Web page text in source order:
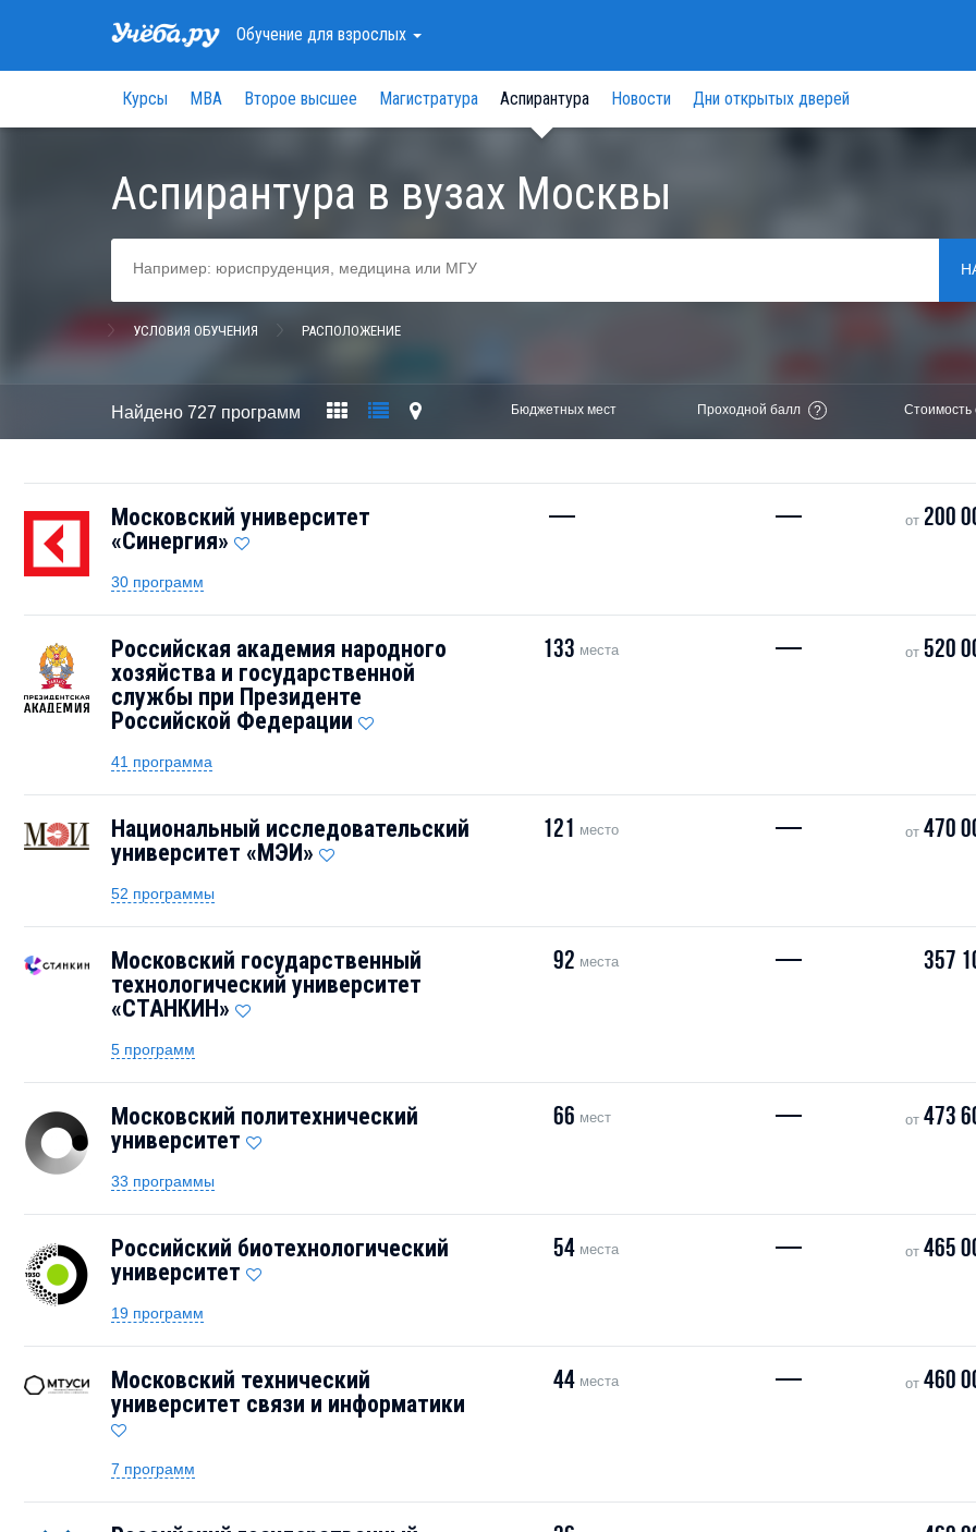
Обучениедля взрослых
Курсы МВА Второе высшее Магистратура Аспирантура Новости Дни открытых дверей
Аспирантура в вузах Москвы
УСЛОВИЯ ОБУЧЕНИЯ РАСПОЛОЖЕНИЕ
Найдено 727 программ Бюджетных мест Проходной балл ? Стоимость
Московский университет
«Синергия»
— — от 200
30 программ
Российская академия народного
хозяйства и государственной
службы при Президенте
Российской Федерации
133 места — от 520
41 программа
Национальный исследовательский
университет «МЭИ»
121 место — от 470
52 программы
Московский государственный
технологический университет
«СТАНКИН»
92 места — 357
5 программ
Московский политехнический
университет
66 мест — от 473
33 программы
Российский биотехнологический
университет
54места — от 465
19 программ
Московский технический
университет связи и информатики
44места — от 460
7 программ